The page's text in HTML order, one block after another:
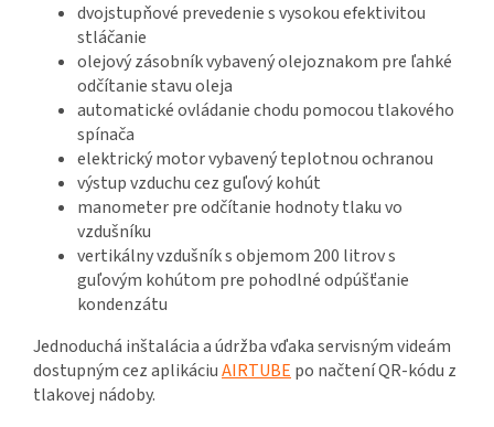
dvojstupňové prevedenie s vysokou efektivitou
stláčanie
olejový zásobník vybavený olejoznakom pre ľahké
odčítanie stavu oleja
automatické ovládanie chodu pomocou tlakového
spínača
elektrický motor vybavený teplotnou ochranou
výstup vzduchu cez guľový kohút
manometer pre odčítanie hodnoty tlaku vo
vzdušníku
vertikálny vzdušník s objemom 200 litrov s
guľovým kohútom pre pohodlné odpúšťanie
kondenzátu
Jednoduchá inštalácia a údržba vďaka servisným videám
dostupným cez aplikáciuAIRTUBE po načtení QR-kódu z
tlakovej nádoby.